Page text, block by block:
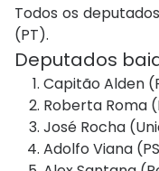
Todos os
(PT).
Deputados
Capitão Alden
Roberta Roma
José Rocha
Adolfo Viana